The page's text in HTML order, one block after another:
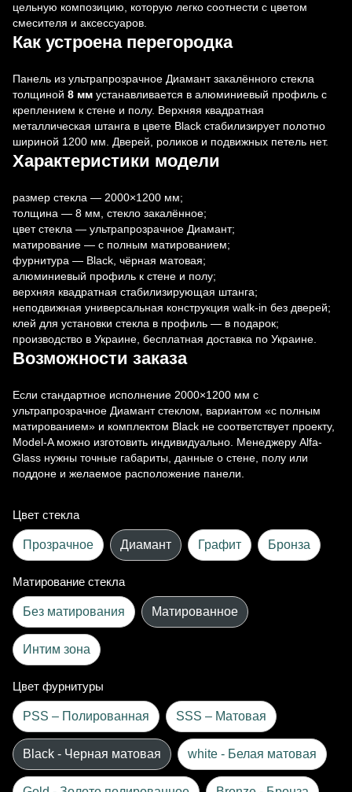
цельную композицию, которую легко соотнести с цветом
смесителя и аксессуаров.
Как устроена перегородка
Панель из ультрапрозрачное Диамант закалённого стекла
толщиной 8 мм устанавливается в алюминиевый профиль с
креплением к стене и полу. Верхняя квадратная
металлическая штанга в цвете Black стабилизирует полотно
шириной 1200 мм. Дверей, роликов и подвижных петель нет.
Характеристики модели
размер стекла — 2000×1200 мм;
толщина — 8 мм, стекло закалённое;
цвет стекла — ультрапрозрачное Диамант;
матирование — с полным матированием;
фурнитура — Black, чёрная матовая;
алюминиевый профиль к стене и полу;
верхняя квадратная стабилизирующая штанга;
неподвижная универсальная конструкция walk-in без дверей;
клей для установки стекла в профиль — в подарок;
производство в Украине, бесплатная доставка по Украине.
Возможности заказа
Если стандартное исполнение 2000×1200 мм с
ультрапрозрачное Диамант стеклом, вариантом «с полным
матированием» и комплектом Black не соответствует проекту,
Model-A можно изготовить индивидуально. Менеджеру Alfa-
Glass нужны точные габариты, данные о стене, полу или
поддоне и желаемое расположение панели.
Цвет стекла
Прозрачное Диамант Графит Бронза
Матирование стекла
Без матирования Матированное
Интим зона
Цвет фурнитуры
PSS – Полированная SSS – Матовая
Black - Черная матовая white - Белая матовая